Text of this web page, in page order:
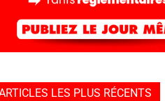
LES PLUS RÉCENTS